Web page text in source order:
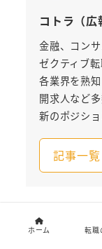
コトラ（広
金融、コン
ゼクティブ
各業界を熟
開求人など
新のポジショ
記事一覧
古い投稿
ホーム 転職